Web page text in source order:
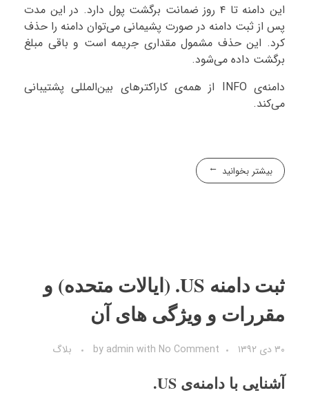
این دامنه تا ۴ روز ضمانت برگشت پول دارد. در این مدت
پس از ثبت دامنه در صورت پشیمانی می‌توان دامنه را حذف
کرد. این حذف مشمول مقداری جریمه است و باقی مبلغ
برگشت داده می‌شود.
دامنه‌ی INFO از همه‌ی کاراکترهای بین‌المللی پشتیبانی
می‌کند.
بیشتر بخوانید
ثبت دامنه US. (ایالات متحده) و
مقررات و ویژگی های آن
۳۰ دی ۱۳۹۲ by admin with No Comment بلاگ
آشنایی با دامنه‌ی US.